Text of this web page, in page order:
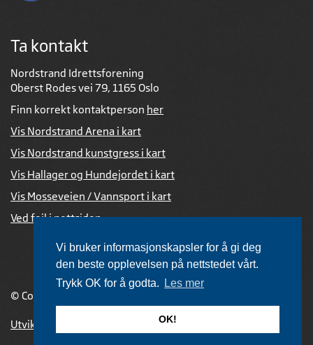
Vi bruker informasjonskapsler for å gi deg
den beste opplevelsen på nettstedet vårt.
Trykk OK for å godta.
Les mer
OK!
Ta kontakt
Nordstrand Idrettsforening
Oberst Rodes vei 79, 1165 Oslo
Finn korrekt kontaktperson her
Vis Nordstrand Arena i kart
Vis Nordstrand kunstgress i kart
Vis Hallager og Hundejordet i kart
Vis Mosseveien / Vannsport i kart
Ved feil i nettsiden
© Copyright 2026 |
Utviklet av Netlab publiseres med eRedaktør